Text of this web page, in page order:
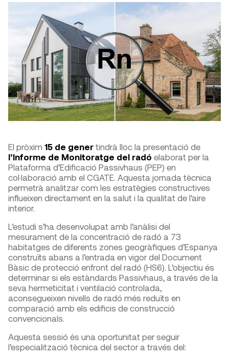
El pròxim 15 de gener tindrà lloc la presentació de
l’Informe de Monitoratge del radó elaborat per la
Plataforma d’Edificació Passivhaus (PEP) en
col·laboració amb el CGATE. Aquesta jornada tècnica
permetrà analitzar com les estratègies constructives
influeixen directament en la salut i la qualitat de l’aire
interior.
L’estudi s’ha desenvolupat amb l’anàlisi del
mesurament de la concentració de radó a 73
habitatges de diferents zones geogràfiques d’Espanya
construïts abans a l’entrada en vigor del Document
Bàsic de protecció enfront del radó (HS6). L’objectiu és
determinar si els estàndards Passivhaus, a través de la
seva hermeticitat i ventilació controlada,
aconsegueixen nivells de radó més reduïts en
comparació amb els edificis de construcció
convencionals.
Aquesta sessió és una oportunitat per seguir
l’especialització tècnica del sector a través del: